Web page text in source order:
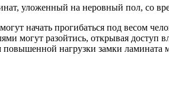
уложенный на неровный пол, со
начать прогибаться под весом
могут разойтись, открывая доступ
повышенной нагрузки замки ламината